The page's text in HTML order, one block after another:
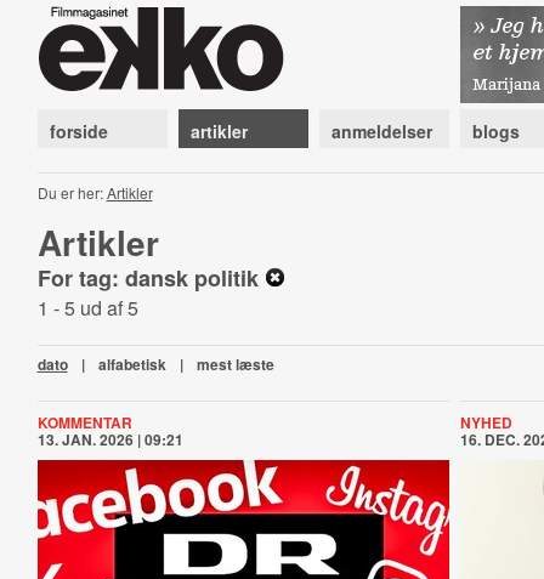
forside artikler anmeldelser blogs
Du er her:Artikler
Artikler
For tag: dansk politik
1 - 5 ud af 5
dato | alfabetisk | mest læste
KOMMENTAR
13. JAN. 2026 | 09:21
NYHED
16. DEC.